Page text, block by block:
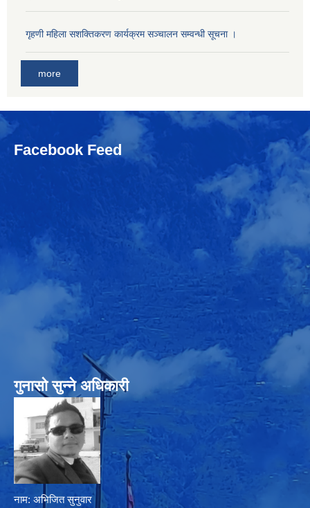
गृहणी महिला सशक्तिकरण कार्यक्रम सञ्चालन सम्वन्धी सूचना ।
more
Facebook Feed
गुनासो सुन्‍ने अधिकारी
नाम: अभिजित सुनुवार